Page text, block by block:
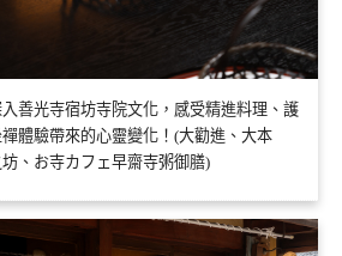
善光寺宿坊寺院文化，感受精進料理、護
體驗帶來的心靈變化！(大勸進、大本
、お寺カフェ早齋寺粥御膳)